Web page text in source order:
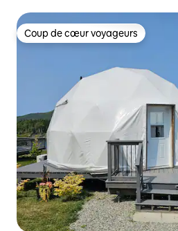
Coup de cœur voyageurs
Coup de cœur voyageurs